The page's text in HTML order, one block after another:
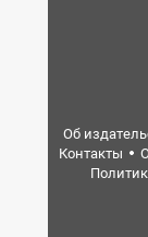
Об
Контакты